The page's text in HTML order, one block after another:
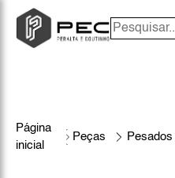
Página
inicial
Peças Pesados